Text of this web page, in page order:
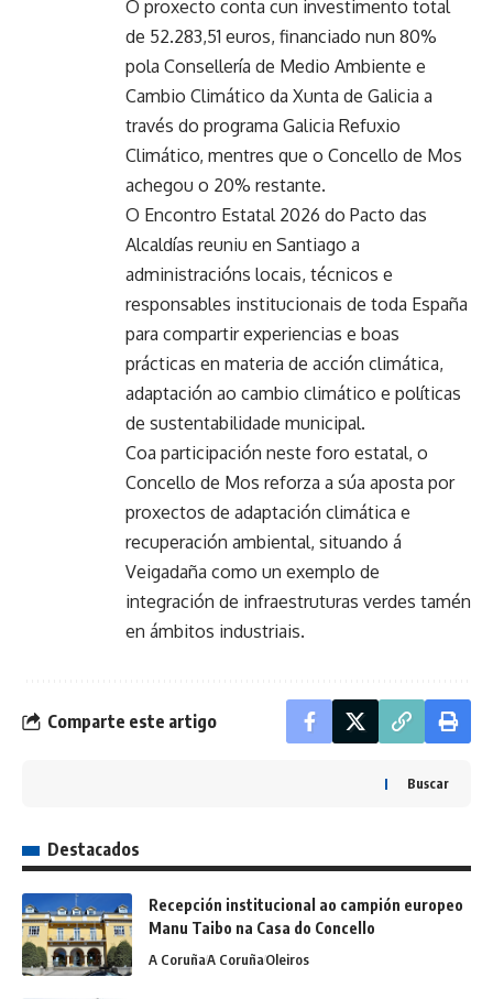
O proxecto conta cun investimento total
de 52.283,51 euros, financiado nun 80%
pola Consellería de Medio Ambiente e
Cambio Climático da Xunta de Galicia a
través do programa Galicia Refuxio
Climático, mentres que o Concello de Mos
achegou o 20% restante.
O Encontro Estatal 2026 do Pacto das
Alcaldías reuniu en Santiago a
administracións locais, técnicos e
responsables institucionais de toda España
para compartir experiencias e boas
prácticas en materia de acción climática,
adaptación ao cambio climático e políticas
de sustentabilidade municipal.
Coa participación neste foro estatal, o
Concello de Mos reforza a súa aposta por
proxectos de adaptación climática e
recuperación ambiental, situando á
Veigadaña como un exemplo de
integración de infraestruturas verdes tamén
en ámbitos industriais.
Comparte este artigo
Buscar
Destacados
Recepción institucional ao campión europeo
Manu Taibo na Casa do Concello
A CoruñaA CoruñaOleiros